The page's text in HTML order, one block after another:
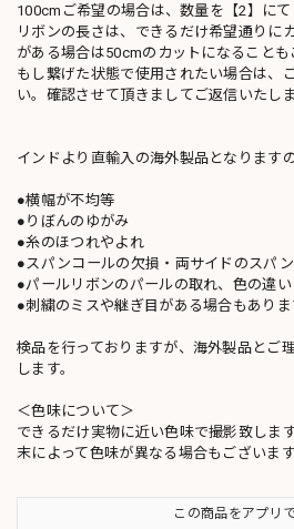
100cmご希望の場合は、数量を【2】にて
リボンの長さは、できるだけ希望通りに
がある場合は50cmのカットになることも
もし繋げた状態で使用されたい場合は、
い。確認させて頂きましてご返信いたしま
インドより直輸入の海外製品となります
●横幅が不均等
●りぼんのゆがみ
●糸のほつれやよれ
●スパンコールの欠損・両サイドのスパ
●パールリボンのパールの取れ、色の違い
●刺繍のミスや継ぎ目がある場合もありま
検品を行っておりますが、海外製品とご
します。
＜色味について＞
できるだけ実物に近い色味で撮影致しま
末によって色味が異なる場合もございます
この商品をアプリ